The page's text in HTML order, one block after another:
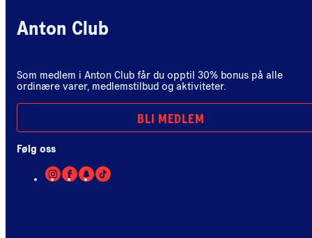
Anton Club
Som medlem i Anton Club får du opptil 30% bonus på alle
ordinære varer, medlemstilbud og aktiviteter.
BLI MEDLEM
Følg oss